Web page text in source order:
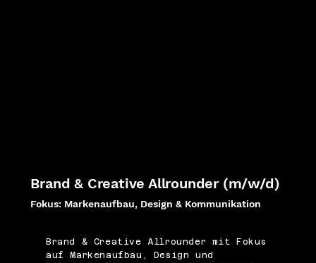
Brand & Creative Allrounder (m/w/d)
Fokus: Markenaufbau, Design & Kommunikation
Brand & Creative Allrounder mit Fokus
auf Markenaufbau, Design und